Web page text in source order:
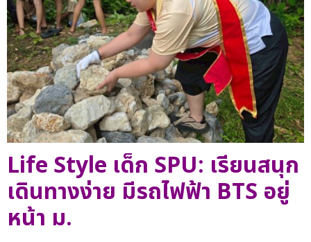
Life Style เด็ก SPU: เรียนสนุก
เดินทางง่าย มีรถไฟฟ้า BTS อยู่
หน้า ม.